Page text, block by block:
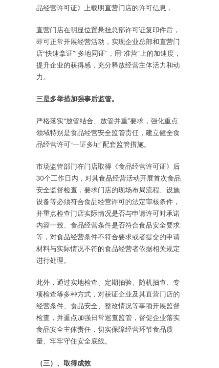
品经营许可证》上载明直营门店的许可信息，
直营门店在明显位置悬挂总部许可证复印件后，
即可正常开展经营活动，实现企业总部和直营门
店“快速拿证”“多地同证”，用“准营”上的加速度，
提升企业的获得感，充分释放经营主体活力和动
力。
三是多举措加强事后监管。
严格落实“放管结合、放管并重”要求，强化重点
领域特别是食品经营安全监管责任，建立健全食
品经营许可“一证多址”配套监管措施。
市场监管部门在门店取得《食品经营许可证》后
30个工作日内，对其食品经营活动开展首次食品
安全监督检查，要求门店的现场布局流程、设施
设备等必须符合食品经营许可的法定审核条件，
并重点检查门店实际情况是否与申请许可时承诺
内容一致、食品经营条件是否符合食品安全要求
等，对食品经营条件不符合要求或者提交的申请
材料与实际情况不符的食品经营者依据相关规定
进行处理。
此外，通过实地检查、定期抽验、随机抽查、专
项检查等多种方式，对获证企业及其直营门店的
经营条件、食品安全、整改情况等事项开展监督
检查，并重点加强日常巡查监管，督促企业落实
食品安全主体责任，切实保障经营环节食品质
量、牢牢守住安全底线。
（三）、取得成效